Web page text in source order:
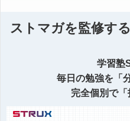
ストマガを監修す
学習塾
毎日の勉強を「
完全個別で「